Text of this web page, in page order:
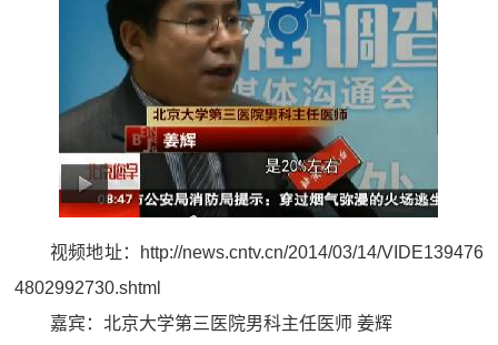
视频地址：
http://news.cntv.cn/2014/03/14/VIDE139476
4802992730.shtml
嘉宾：北京大学第三医院男科主任医师 姜辉